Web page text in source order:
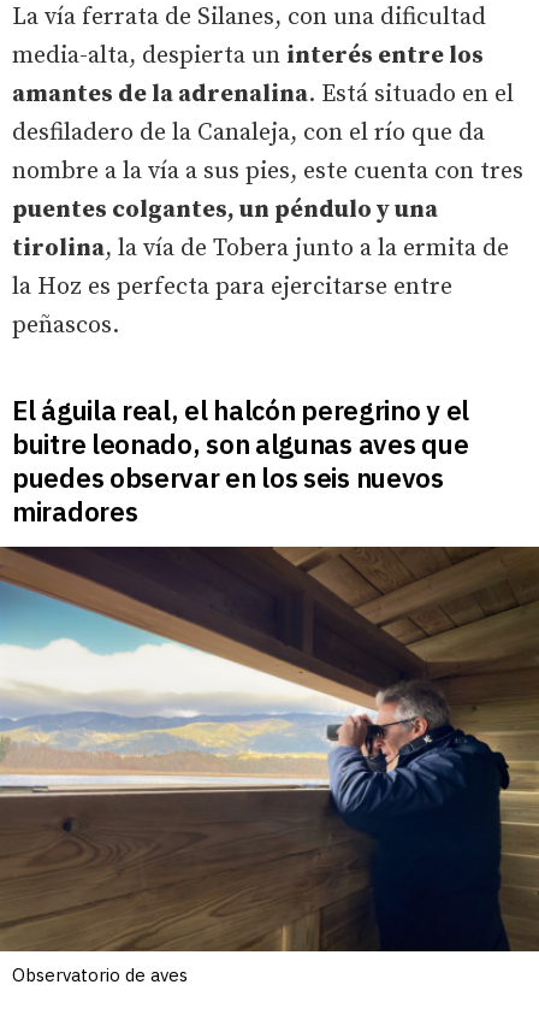
La vía ferrata de Silanes, con una dificultad
media-alta, despierta un interés entre los
amantes de la adrenalina. Está situado en el
desfiladero de la Canaleja, con el río que da
nombre a la vía a sus pies, este cuenta con tres
puentes colgantes, un péndulo y una
tirolina, la vía de Tobera junto a la ermita de
la Hoz es perfecta para ejercitarse entre
peñascos.
El águila real, el halcón peregrino y el
buitre leonado, son algunas aves que
puedes observar en los seis nuevos
miradores
Observatorio de aves